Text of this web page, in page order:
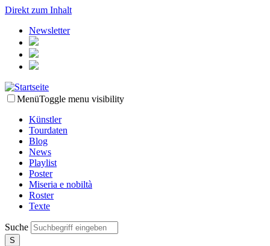
Direkt zum Inhalt
Newsletter
MenüToggle menu visibility
Künstler
Tourdaten
Blog
News
Playlist
Poster
Miseria e nobiltà
Roster
Texte
Suche